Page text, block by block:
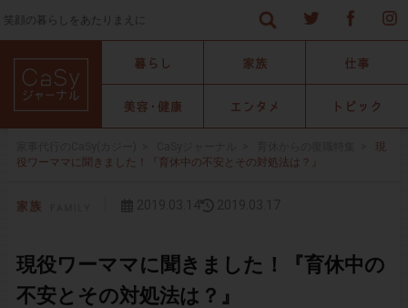
笑顔の暮らしをあたりまえに
現
役ワーママに聞きました！『育休中の不安とその対処法は？』
現役ワーママに聞きました！『育休中の
不安とその対処法は？』